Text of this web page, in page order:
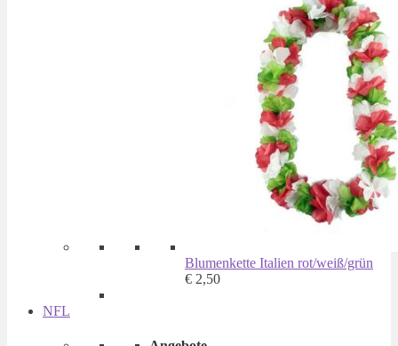
Blumenkette Italien rot/weiß/grün
€ 2,50
NFL